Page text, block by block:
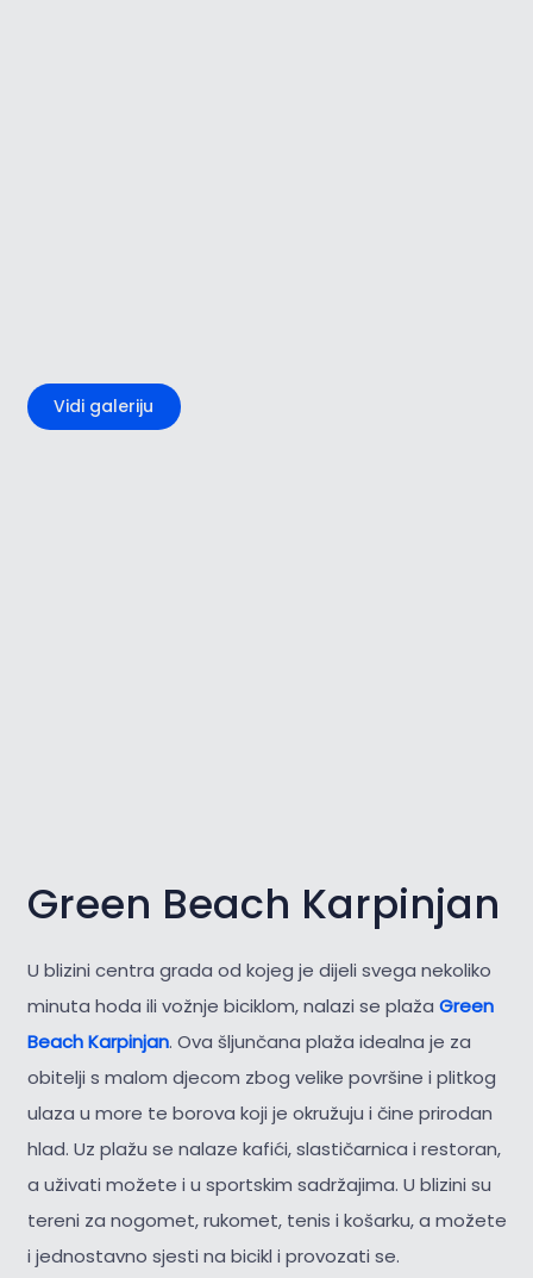
Vidi galeriju
Green Beach Karpinjan
U blizini centra grada od kojeg je dijeli svega nekoliko
minuta hoda ili vožnje biciklom, nalazi se plaža Green
Beach Karpinjan. Ova šljunčana plaža idealna je za
obitelji s malom djecom zbog velike površine i plitkog
ulaza u more te borova koji je okružuju i čine prirodan
hlad. Uz plažu se nalaze kafići, slastičarnica i restoran,
a uživati možete i u sportskim sadržajima. U blizini su
tereni za nogomet, rukomet, tenis i košarku, a možete
i jednostavno sjesti na bicikl i provozati se.